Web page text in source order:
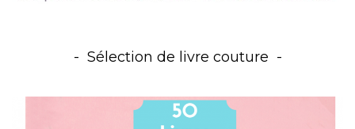
Sélection de livre couture